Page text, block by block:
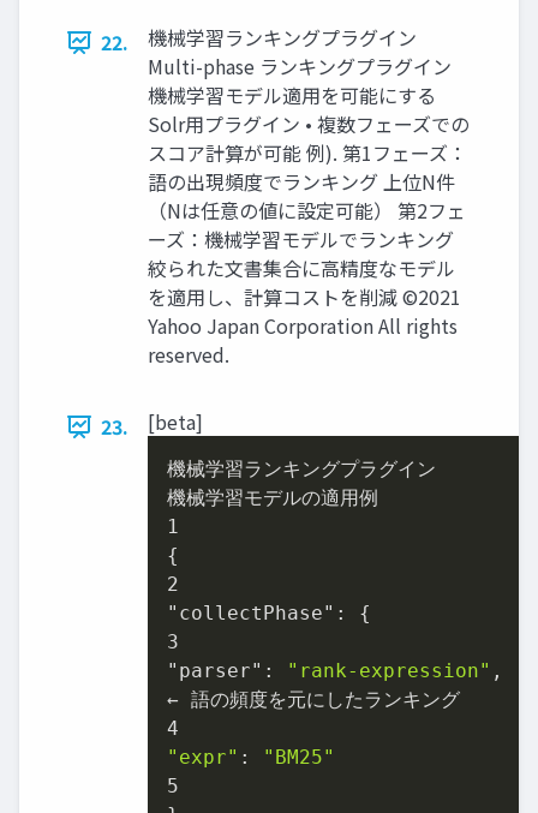
22.
機械学習ランキングプラグイン
Multi-phase ランキングプラグイン
機械学習モデル適用を可能にする
Solr用プラグイン • 複数フェーズでの
スコア計算が可能 例). 第1フェーズ：
語の出現頻度でランキング 上位N件
（Nは任意の値に設定可能） 第2フェ
ーズ：機械学習モデルでランキング
絞られた文書集合に高精度なモデル
を適用し、計算コストを削減 ©2021
Yahoo Japan Corporation All rights
reserved.
23. [beta]
機械学習ランキングプラグイン
1
2
3
"parser":
"rank-expression" ,
4
"expr" :
"BM25"
5